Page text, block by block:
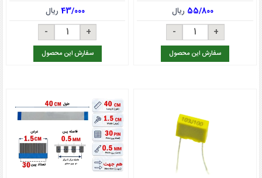
55/800 ریال
سفارش این محصول
43/000 ریال
سفارش این محصول